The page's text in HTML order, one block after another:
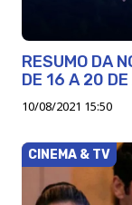
RESUMO DA
DE 16 A 20
10/08/2021 15:50
CINEMA & TV